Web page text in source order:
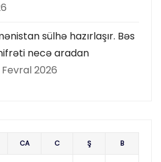
sülhə hazırlaşır. Bəs
necə aradan
Fevral 2026
CA C Ş B